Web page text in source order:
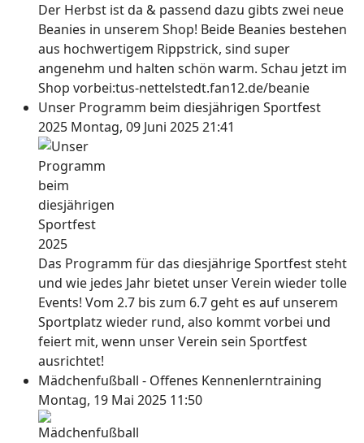
Der Herbst ist da & passend dazu gibts zwei neue
Beanies in unserem Shop! Beide Beanies bestehen
aus hochwertigem Rippstrick, sind super
angenehm und halten schön warm. Schau jetzt im
Shop vorbei:tus-nettelstedt.fan12.de/beanie
Unser Programm beim diesjährigen Sportfest
2025 Montag, 09 Juni 2025 21:41
Das Programm für das diesjährige Sportfest steht
und wie jedes Jahr bietet unser Verein wieder tolle
Events! Vom 2.7 bis zum 6.7 geht es auf unserem
Sportplatz wieder rund, also kommt vorbei und
feiert mit, wenn unser Verein sein Sportfest
ausrichtet!
Mädchenfußball - Offenes Kennenlerntraining
Montag, 19 Mai 2025 11:50